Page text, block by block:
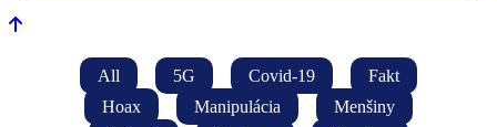
All 5G Covid-19
Fakt
Hoax
Manipulácia
Menšiny